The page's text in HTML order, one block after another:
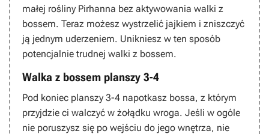
małej rośliny Pirhanna bez aktywowania walki z
bossem. Teraz możesz wystrzelić jajkiem i zniszczyć
ją jednym uderzeniem. Unikniesz w ten sposób
potencjalnie trudnej walki z bossem.
Walka z bossem planszy 3-4
Pod koniec planszy 3-4 napotkasz bossa, z którym
przyjdzie ci walczyć w żołądku wroga. Jeśli w ogóle
nie poruszysz się po wejściu do jego wnętrza, nie